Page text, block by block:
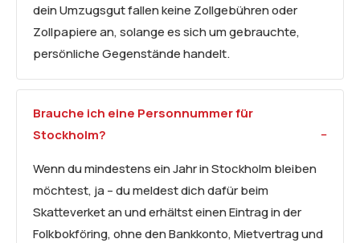
dein Umzugsgut fallen keine Zollgebühren oder
Zollpapiere an, solange es sich um gebrauchte,
persönliche Gegenstände handelt.
Brauche ich eine Personnummer für
Stockholm?
Wenn du mindestens ein Jahr in Stockholm bleiben
möchtest, ja – du meldest dich dafür beim
Skatteverket an und erhältst einen Eintrag in der
Folkbokföring, ohne den Bankkonto, Mietvertrag und